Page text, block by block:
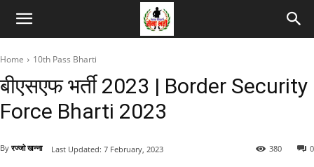
Home 10th Pass Bharti
बीएसएफ भर्ती 2023 | Border Security
Force Bharti 2023
By रज्जो खन्ना 0
380
Last Updated: 7 February, 2023